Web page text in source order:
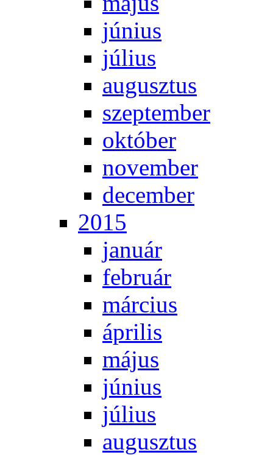
jú­ni­us
jú­li­us
au­gusz­tus
szep­tem­ber
ok­tó­ber
no­vem­ber
de­cem­ber
2015
ja­nu­ár
feb­ru­ár
már­ci­us
áp­ri­lis
má­jus
jú­ni­us
jú­li­us
au­gusz­tus